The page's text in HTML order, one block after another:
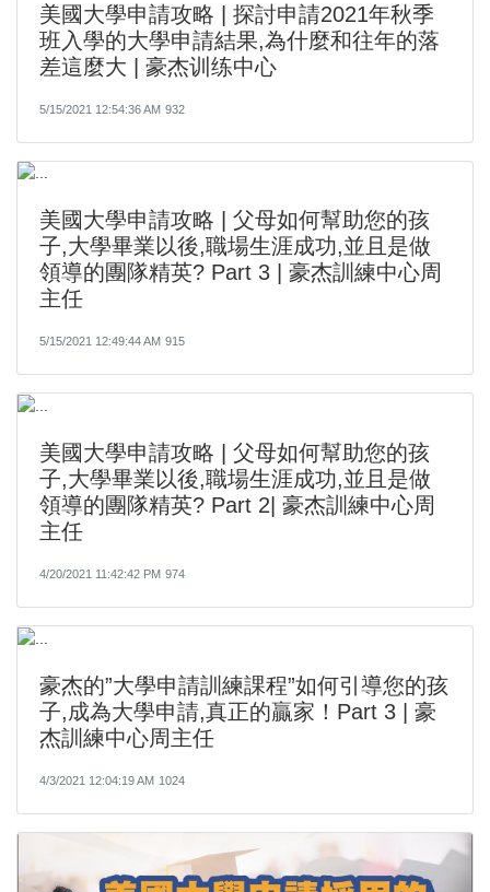
美國大學申請攻略 | 探討申請2021年秋季
班入學的大學申請結果,為什麼和往年的落
差這麼大 | 豪杰训练中心
5/15/2021 12:54:36 AM 932
美國大學申請攻略 | 父母如何幫助您的孩
子,大學畢業以後,職場生涯成功,並且是做
領導的團隊精英? Part 3 | 豪杰訓練中心周
主任​​
5/15/2021 12:49:44 AM 915
美國大學申請攻略 | 父母如何幫助您的孩
子,大學畢業以後,職場生涯成功,並且是做
領導的團隊精英? Part 2| 豪杰訓練中心周
主任​​
4/20/2021 11:42:42 PM 974
豪杰的”大學申請訓練課程”如何引導您的孩
子,成為大學申請,真正的贏家！Part 3 | 豪
杰訓練中心周主任​​
4/3/2021 12:04:19 AM 1024